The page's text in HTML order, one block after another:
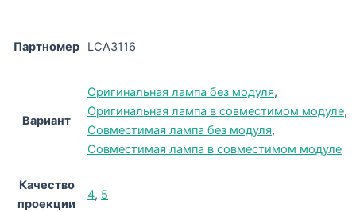
Партномер LCA3116
Вариант
Оригинальная лампа без модуля,
Оригинальная лампа в совместимом модуле,
Совместимая лампа без модуля,
Совместимая лампа в совместимом модуле
Качество
проекции
4, 5